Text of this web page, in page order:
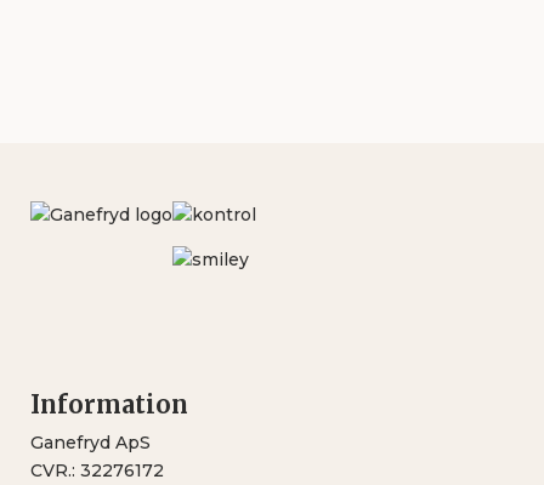
Information
Ganefryd ApS
CVR.: 32276172